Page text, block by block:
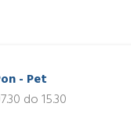
- Pet
do 15.30